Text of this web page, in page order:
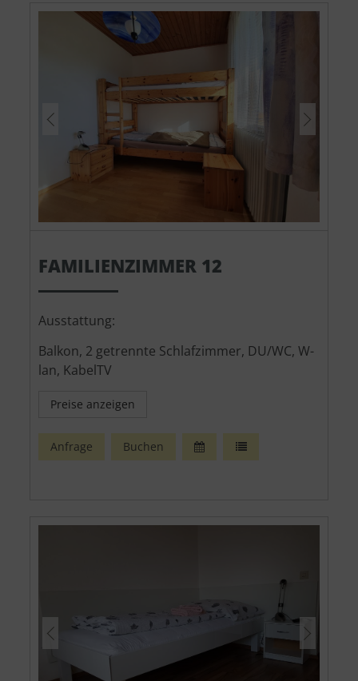
FAMILIENZIMMER 12
Ausstattung:
Balkon, 2 getrennte Schlafzimmer, DU/WC, W-
lan, KabelTV
Preise anzeigen
Anfrage Buchen